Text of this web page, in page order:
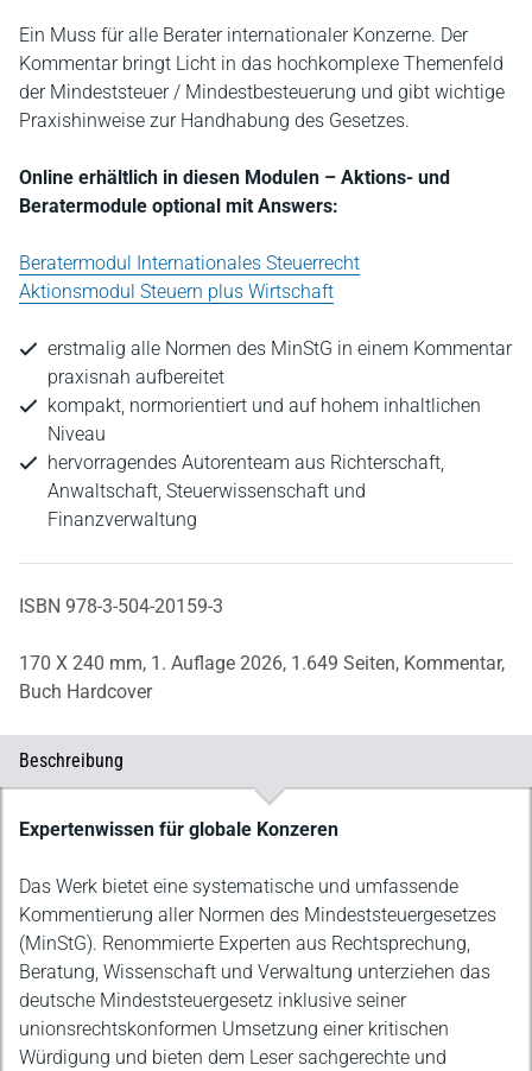
Ein Muss für alle Berater internationaler Konzerne. Der
Kommentar bringt Licht in das hochkomplexe Themenfeld
der Mindeststeuer / Mindestbesteuerung und gibt wichtige
Praxishinweise zur Handhabung des Gesetzes.
Online erhältlich in diesen Modulen – Aktions- und
Beratermodule optional mit Answers:
Beratermodul Internationales Steuerrecht
Aktionsmodul Steuern plus Wirtschaft
erstmalig alle Normen des MinStG in einem Kommentar
praxisnah aufbereitet
kompakt, normorientiert und auf hohem inhaltlichen
Niveau
hervorragendes Autorenteam aus Richterschaft,
Anwaltschaft, Steuerwissenschaft und
Finanzverwaltung
ISBN 978-3-504-20159-3
170 X 240 mm, 1. Auflage 2026, 1.649 Seiten, Kommentar,
Buch Hardcover
Beschreibung
Beschreibung
Expertenwissen für globale Konzeren
Das Werk bietet eine systematische und umfassende
Kommentierung aller Normen des Mindeststeuergesetzes
(MinStG). Renommierte Experten aus Rechtsprechung,
Beratung, Wissenschaft und Verwaltung unterziehen das
deutsche Mindeststeuergesetz inklusive seiner
unionsrechtskonformen Umsetzung einer kritischen
Würdigung und bieten dem Leser sachgerechte und